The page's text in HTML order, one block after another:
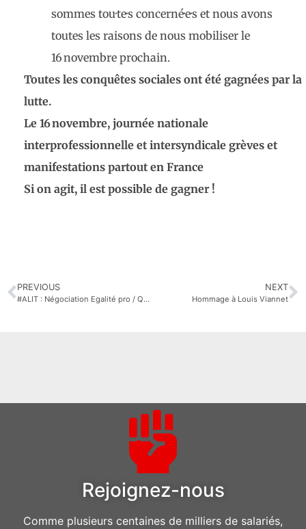
sommes tou·te·s concerné·e·s et nous avons
toutes les raisons de nous mobiliser le
16 novembre prochain.
Toutes les conquêtes sociales ont été gagnées par la
lutte.
Le 16 novembre, journée nationale
interprofessionnelle et intersyndicale grèves et
manifestations partout en France
Si on agit, il est possible de gagner !
PREVIOUS
#ALIT : Négociation Egalité pro / QVT / Handicap
NEXT
Hommage à Louis Viannet
Rejoignez-nous
Comme plusieurs centaines de milliers de salariés,